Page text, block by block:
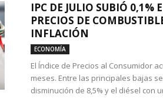
IPC DE JULIO SUBIÓ 0,1%
PRECIOS DE
INFLACIÓN
ECONOMÍA
El Índice de Precios al Consumidor
meses. Entre las principales bajas
disminución de 8,5% y el diésel con